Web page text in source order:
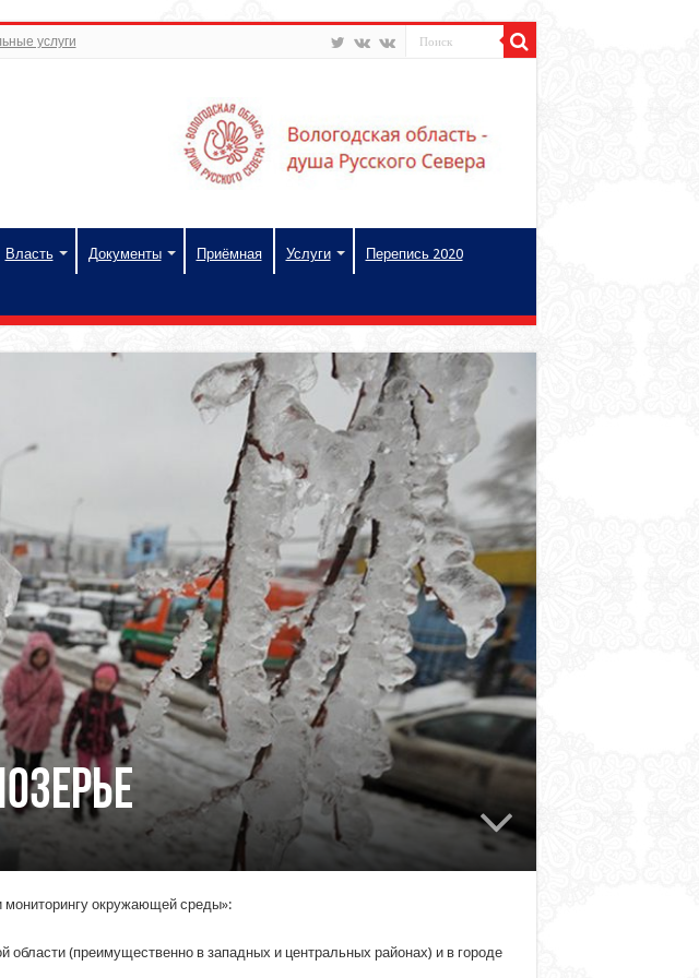
услуги
Власть Документы Приёмная Услуги Перепись 2020
окружающей среды»:
области (преимущественно в западных и центральных районах) и в городе